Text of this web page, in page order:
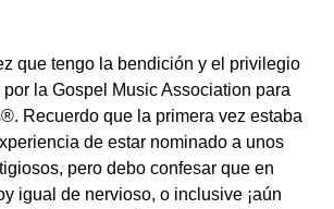
que tengo la bendición y el privilegio
la Gospel Music Association para
Recuerdo que la primera vez estaba
de estar nominado a unos
pero debo confesar que en
igual de nervioso, o inclusive ¡aún